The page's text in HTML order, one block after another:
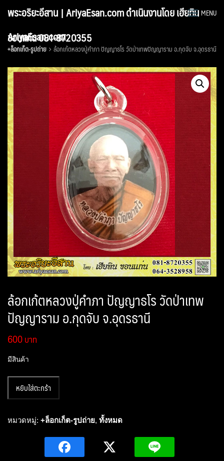
พระอริยะอีสาน | AriyaEsan.com ดำเนินงานโดย เฮียทิน
ขอนแก่น 081-8720355
MENU
AriyaEsan.com
+ล็อกเก็ต-รูปถ่าย ล้อกเก้ตหลวงปู่คำภา ปัญญาธโร วัดป่าเทพปัญญาราม อ.กุดจับ จ.อุดรธานี
ล้อกเก้ตหลวงปู่คำภา ปัญญาธโร วัดป่าเทพ
ปัญญาราม อ.กุดจับ จ.อุดรธานี
600
มีสินค้า
เก้ต
หยิบใส่ตะกร้า
หมวดหมู่: +ล็อกเก็ต-รูปถ่าย, ทั้งหมด